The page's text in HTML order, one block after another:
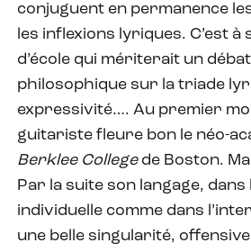
conjuguent en permanence
les inflexions lyriques. C’est à
d’école qui mériterait un
philosophique sur la triade
expressivité…. Au premier
guitariste fleure bon le néo-
Berklee Collegede Boston.
Par la suite son langage, dans
individuelle comme dans
une belle singularité,